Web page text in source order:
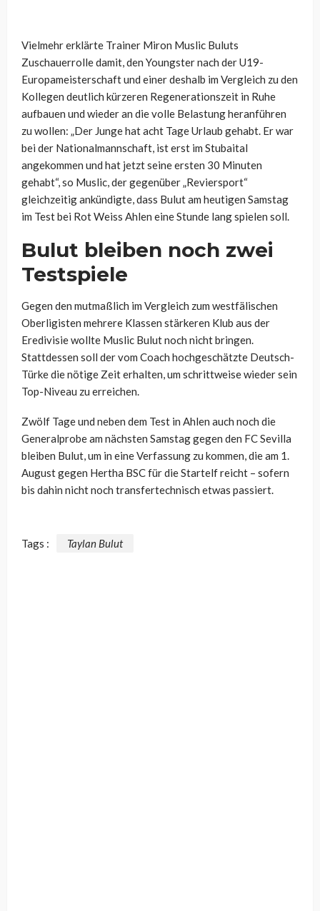
Vielmehr erklärte Trainer Miron Muslic Buluts
Zuschauerrolle damit, den Youngster nach der U19-
Europameisterschaft und einer deshalb im Vergleich zu den
Kollegen deutlich kürzeren Regenerationszeit in Ruhe
aufbauen und wieder an die volle Belastung heranführen
zu wollen: „Der Junge hat acht Tage Urlaub gehabt. Er war
bei der Nationalmannschaft, ist erst im Stubaital
angekommen und hat jetzt seine ersten 30 Minuten
gehabt“, so Muslic, der gegenüber „Reviersport“
gleichzeitig ankündigte, dass Bulut am heutigen Samstag
im Test bei Rot Weiss Ahlen eine Stunde lang spielen soll.
Bulut bleiben noch zwei
Testspiele
Gegen den mutmaßlich im Vergleich zum westfälischen
Oberligisten mehrere Klassen stärkeren Klub aus der
Eredivisie wollte Muslic Bulut noch nicht bringen.
Stattdessen soll der vom Coach hochgeschätzte Deutsch-
Türke die nötige Zeit erhalten, um schrittweise wieder sein
Top-Niveau zu erreichen.
Zwölf Tage und neben dem Test in Ahlen auch noch die
Generalprobe am nächsten Samstag gegen den FC Sevilla
bleiben Bulut, um in eine Verfassung zu kommen, die am 1.
August gegen Hertha BSC für die Startelf reicht – sofern
bis dahin nicht noch transfertechnisch etwas passiert.
Tags : Taylan Bulut